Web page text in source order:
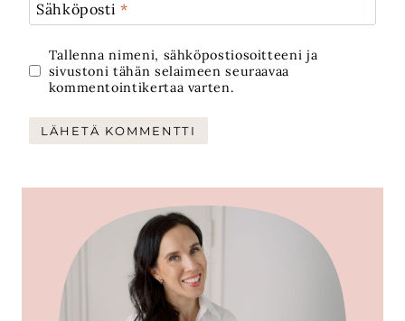
Sähköposti*
Tallenna nimeni, sähköpostiosoitteeni ja
sivustoni tähän selaimeen seuraavaa
kommentointikertaa varten.